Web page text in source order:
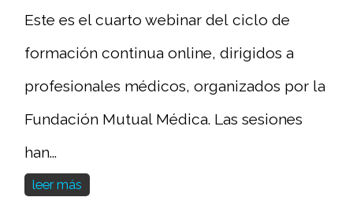
Este es el cuarto webinar del ciclo de
formación continua online, dirigidos a
profesionales médicos, organizados por la
Fundación Mutual Médica. Las sesiones
han...
leer más